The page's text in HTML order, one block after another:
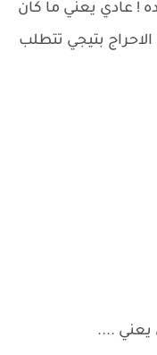
! عادي يعني ما كان
بتيجي تتطلب
يعني ....